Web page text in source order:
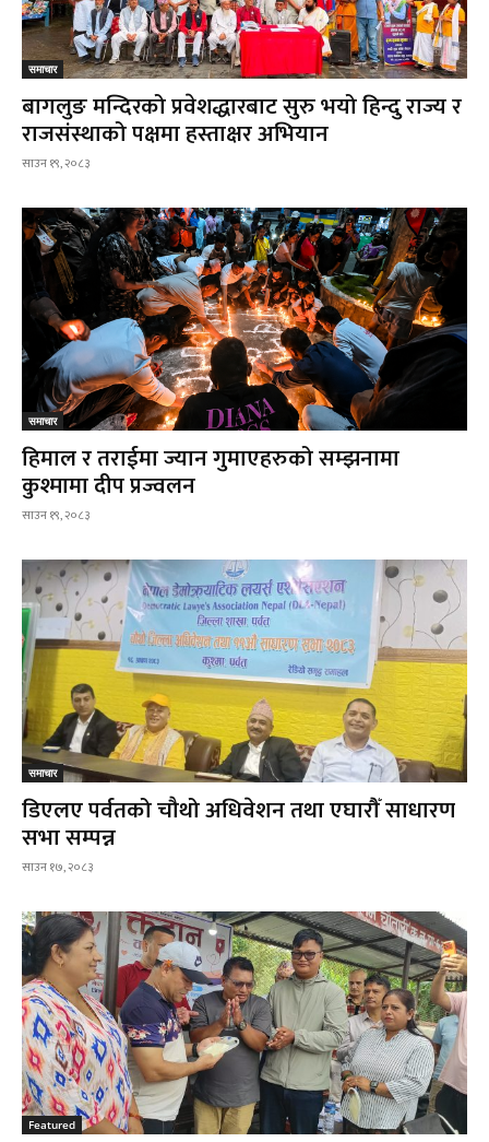
समाचार
बागलुङ मन्दिरको प्रवेशद्धारबाट सुरु भयो हिन्दु राज्य र
राजसंस्थाको पक्षमा हस्ताक्षर अभियान
साउन १९, २०८३
समाचार
हिमाल र तराईमा ज्यान गुमाएहरुको सम्झनामा
कुश्मामा दीप प्रज्वलन
साउन १९, २०८३
समाचार
डिएलए पर्वतको चौथो अधिवेशन तथा एघारौँ साधारण
सभा सम्पन्न
साउन १७, २०८३
Featured